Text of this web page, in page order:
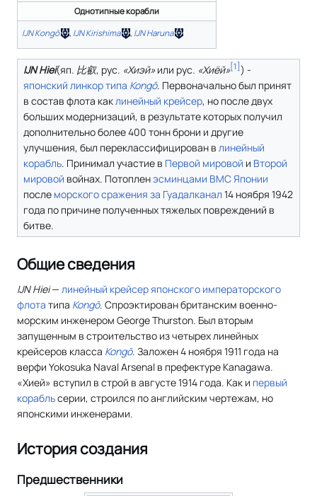
Однотипные корабли
IJN Kongō , IJN Kirishima , IJN Haruna
IJN Hiei(яп. 比叡, рус. «Хиэй»или рус. «Хиёй»[1] ) -
японский линкортипа Kongō. Первоначально был принят
в состав флота как линейный крейсер, но после двух
больших модернизаций, в результате которых получил
дополнительно более 400 тонн брони и другие
улучшения, был переклассифицирован в линейный
корабль. Принимал участие в Первой мировой и Второй
мировой войнах. Потопленэсминцами ВМС Японии
после морского сражения за Гуадалканал 14 ноября 1942
года по причине полученных тяжелых повреждений в
битве.
Общие сведения
IJN Hiei— линейный крейсеряпонского императорского
флота типа Kongō. Спроэктирован британским военно-
морским инженером George Thurston. Был вторым
запущенным в строительство из четырех линейных
крейсеров класса Kongō. Заложен 4 ноября 1911 года на
верфи Yokosuka Naval Arsenal в префектуре Kanagawa.
«Хией» вступил в строй в августе 1914 года. Как и первый
корабльсерии, строился по английским чертежам, но
японскими инженерами.
История создания
Предшественники